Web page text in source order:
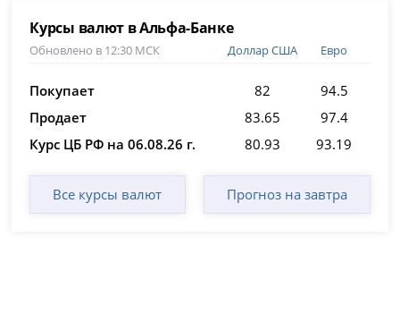
Курсы валют в Альфа-Банке
Обновлено в 12:30 МСК Доллар США Евро
Покупает 82
94.5
Продает
83.65
97.4
Курс ЦБ РФ на 06.08.26 г.
80.93 93.19
Все курсы валют Прогноз на завтра